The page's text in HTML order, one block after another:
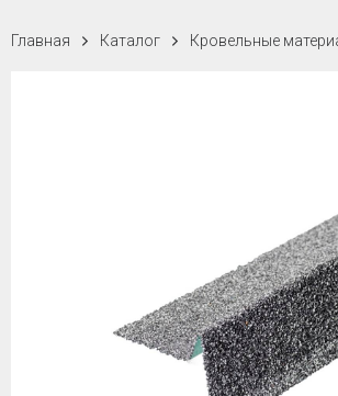
Главная Каталог Кровельные